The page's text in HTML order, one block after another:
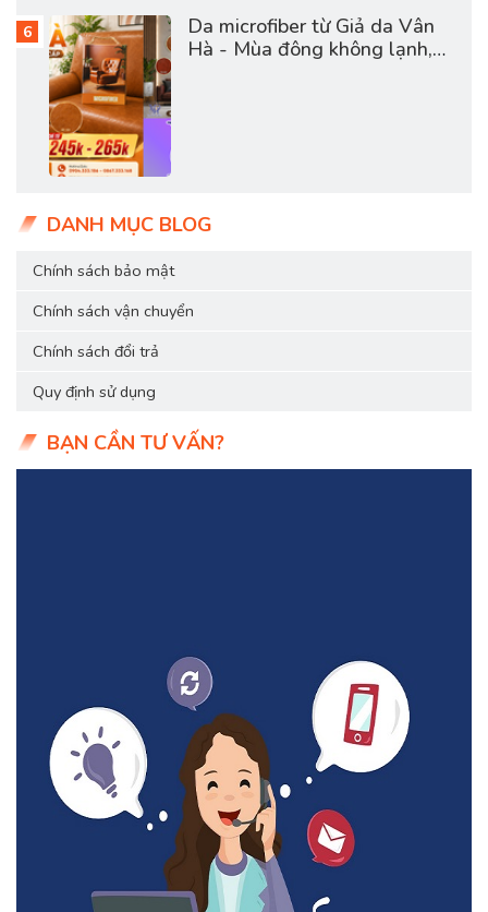
Da microfiber từ Giả da Vân
Hà - Mùa đông không lạnh,
DANH MỤC BLOG
Chính sách bảo mật
Chính sách vận chuyển
Chính sách đổi trả
Quy định sử dụng
BẠN CẦN TƯ VẤN?